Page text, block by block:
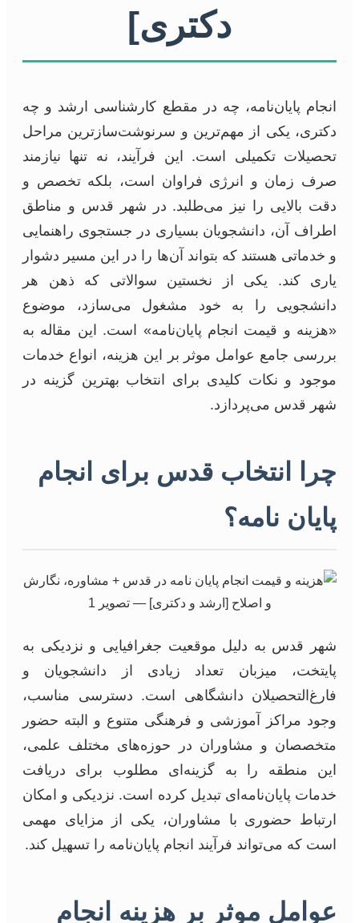
دکتری]
انجام پایان‌نامه، چه در مقطع کارشناسی ارشد و چه
دکتری، یکی از مهم‌ترین و سرنوشت‌سازترین مراحل
تحصیلات تکمیلی است. این فرآیند، نه تنها نیازمند
صرف زمان و انرژی فراوان است، بلکه تخصص و
دقت بالایی را نیز می‌طلبد. در شهر قدس و مناطق
اطراف آن، دانشجویان بسیاری در جستجوی راهنمایی
و خدماتی هستند که بتواند آن‌ها را در این مسیر دشوار
یاری کند. یکی از نخستین سوالاتی که ذهن هر
دانشجویی را به خود مشغول می‌سازد، موضوع
«هزینه و قیمت انجام پایان‌نامه» است. این مقاله به
بررسی جامع عوامل موثر بر این هزینه، انواع خدمات
موجود و نکات کلیدی برای انتخاب بهترین گزینه در
شهر قدس می‌پردازد.
چرا انتخاب قدس برای انجام
پایان نامه؟
شهر قدس به دلیل موقعیت جغرافیایی و نزدیکی به
پایتخت، میزبان تعداد زیادی از دانشجویان و
فارغ‌التحصیلان دانشگاهی است. دسترسی مناسب،
وجود مراکز آموزشی و فرهنگی متنوع و البته حضور
متخصصان و مشاوران در حوزه‌های مختلف علمی،
این منطقه را به گزینه‌ای مطلوب برای دریافت
خدمات پایان‌نامه‌ای تبدیل کرده است. نزدیکی و امکان
ارتباط حضوری با مشاوران، یکی از مزایای مهمی
است که می‌تواند فرآیند انجام پایان‌نامه را تسهیل کند.
عوامل موثر بر هزینه انجام